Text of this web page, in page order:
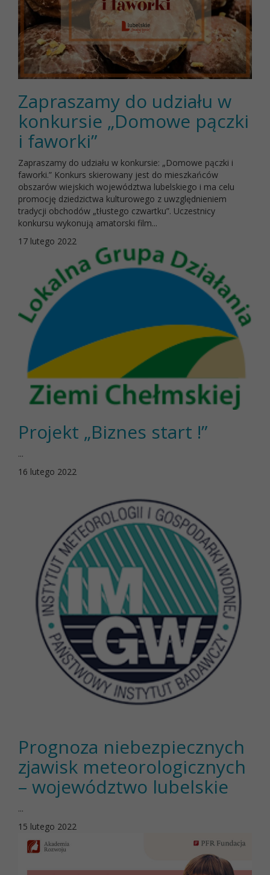
Zapraszamy do udziału w
konkursie „Domowe pączki
i faworki”
Zapraszamy do udziału w konkursie: „Domowe pączki i
faworki.” Konkurs skierowany jest do mieszkańców
obszarów wiejskich województwa lubelskiego i ma celu
promocję dziedzictwa kulturowego z uwzględnieniem
tradycji obchodów „tłustego czwartku”. Uczestnicy
konkursu wykonują amatorski film...
17 lutego 2022
Projekt „Biznes start !”
...
16 lutego 2022
Prognoza niebezpiecznych
zjawisk meteorologicznych
– województwo lubelskie
...
15 lutego 2022